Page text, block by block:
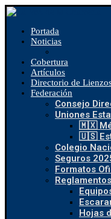
Portada
Noticias
Cobertura
Artículos
Directorio de
Federación
Consejo
Uniones
🇲🇽
🇺🇸
Colegio
Seguros
Formatos
Hojas